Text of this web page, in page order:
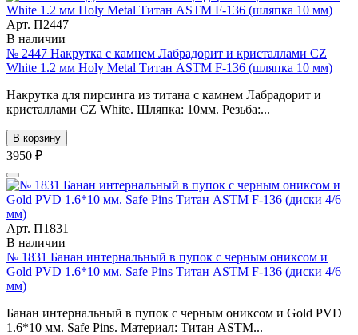
Арт. П2447
В наличии
№ 2447 Накрутка с камнем Лабрадорит и кристаллами CZ
White 1.2 мм Holy Metal Титан ASTM F-136 (шляпка 10 мм)
Накрутка для пирсинга из титана с камнем Лабрадорит и
кристаллами CZ White. Шляпка: 10мм. Резьба:...
В корзину
3950 ₽
Арт. П1831
В наличии
№ 1831 Банан интернальный в пупок с черным ониксом и
Gold PVD 1.6*10 мм. Safe Pins Титан ASTM F-136 (диски 4/6
мм)
Банан интернальный в пупок с черным ониксом и Gold PVD
1.6*10 мм. Safe Pins. Материал: Титан ASTM...